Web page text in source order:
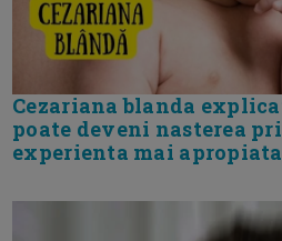
Cezariana blanda
poate deveni nasterea
experienta mai